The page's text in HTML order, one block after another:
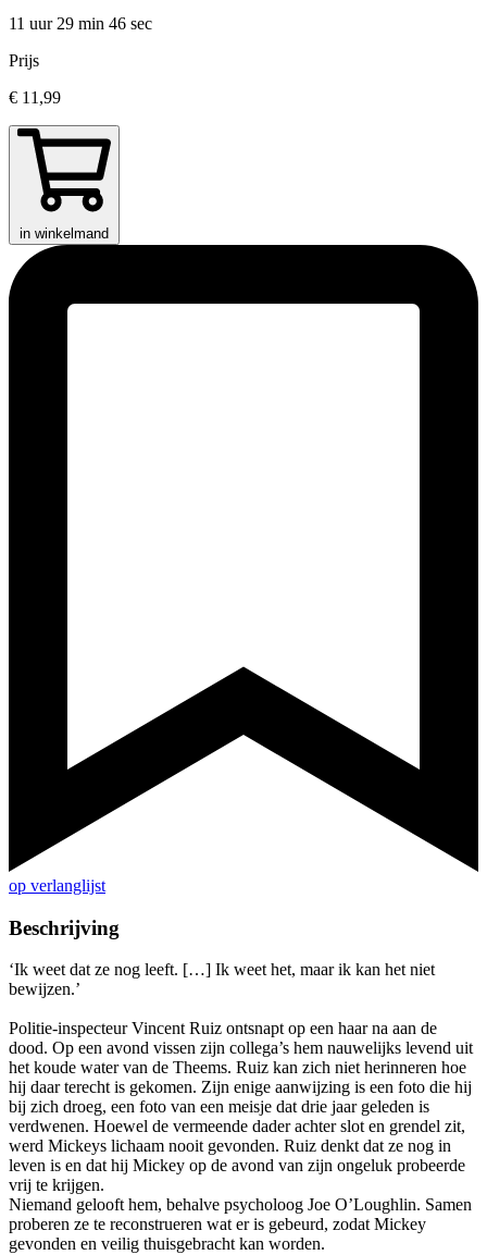
11 uur 29 min 46 sec
Prijs
€ 11,99
in winkelmand
op verlanglijst
Beschrijving
‘Ik weet dat ze nog leeft. […] Ik weet het, maar ik kan het niet
bewijzen.’
Politie-inspecteur Vincent Ruiz ontsnapt op een haar na aan de
dood. Op een avond vissen zijn collega’s hem nauwelijks levend uit
het koude water van de Theems. Ruiz kan zich niet herinneren hoe
hij daar terecht is gekomen. Zijn enige aanwijzing is een foto die hij
bij zich droeg, een foto van een meisje dat drie jaar geleden is
verdwenen. Hoewel de vermeende dader achter slot en grendel zit,
werd Mickeys lichaam nooit gevonden. Ruiz denkt dat ze nog in
leven is en dat hij Mickey op de avond van zijn ongeluk probeerde
vrij te krijgen.
Niemand gelooft hem, behalve psycholoog Joe O’Loughlin. Samen
proberen ze te reconstrueren wat er is gebeurd, zodat Mickey
gevonden en veilig thuisgebracht kan worden.